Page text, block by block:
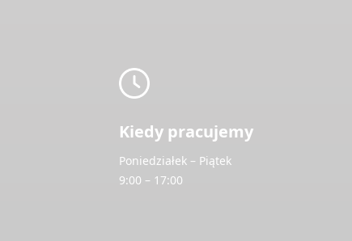
Kiedy pracujemy
Poniedziałek – Piątek
9:00 – 17:00